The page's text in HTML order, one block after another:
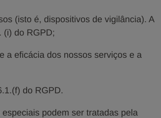
(isto é, dispositivos de vigilância). A
(i) do RGPD;
a eficácia dos nossos serviços e a
do RGPD.
podem ser tratadas pela